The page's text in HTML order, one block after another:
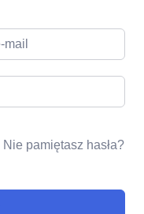
Nie pamiętasz hasła?